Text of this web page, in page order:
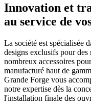
Innovation et
au service de
La société est spécialisée
designs exclusifs pour des
nombreux accessoires
manufacturé haut de
Grande Forge vous
notre expertise dès la
l'installation finale des